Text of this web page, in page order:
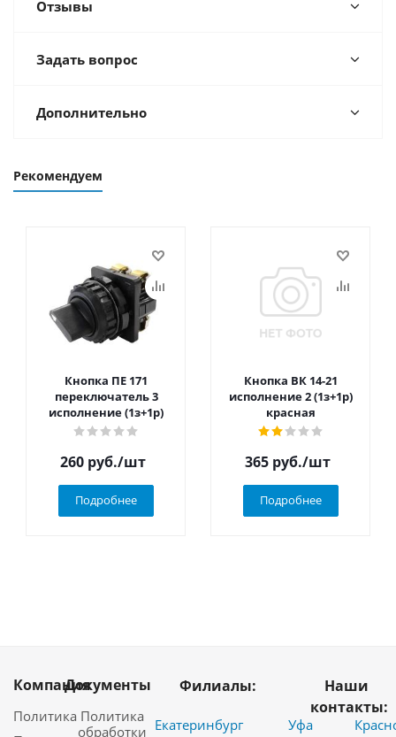
Отзывы
Задать вопрос
Дополнительно
Рекомендуем
Кнопка ПЕ 171
переключатель 3
исполнение (1з+1р)
260 руб./шт
Подробнее
Кнопка ВК 14-21
исполнение 2 (1з+1р)
красная
365 руб./шт
Подробнее
Компания
Политика
Документы
Политика
обработки
Филиалы:
Екатеринбург
Уфа
Наши
контакты: